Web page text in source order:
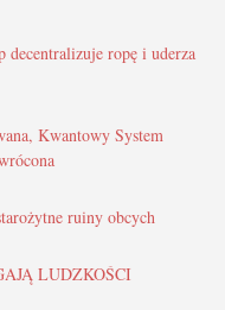
ropę i uderza
Kwantowy System
ruiny obcych
LUDZKOŚCI